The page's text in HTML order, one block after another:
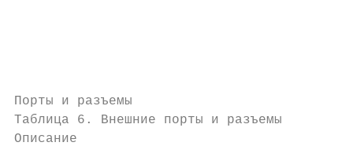
Порты и разъемы
Таблица 6. Внешние порты и разъемы
Описание